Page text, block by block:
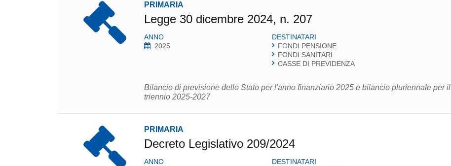
PRIMARIA
Legge 30 dicembre 2024, n. 207
ANNO
2025
DESTINATARI
FONDI PENSIONE
FONDI SANITARI
CASSE DI PREVIDENZA
Bilancio di previsione dello Stato per l'anno finanziario 2025 e bilancio pluriennale per il
triennio 2025-2027
PRIMARIA
Decreto Legislativo 209/2024
ANNO
DESTINATARI